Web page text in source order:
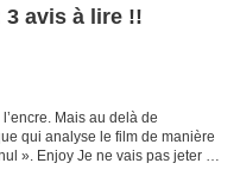
3 avis à lire !!
Mais au delà de
qui analyse le film de manière
». Enjoy Je ne vais pas jeter la